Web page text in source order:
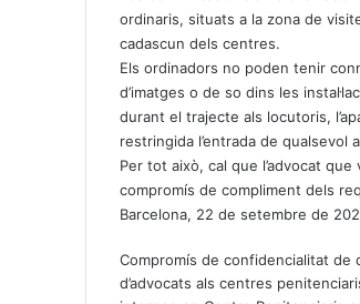
ordinaris, situats a la zona de
cadascun dels centres.
Els ordinadors no poden tenir
d’imatges o de so dins les
durant el trajecte als locutoris,
restringida l’entrada de
Per tot això, cal que l’advocat
compromís de compliment dels
Barcelona, 22 de setembre de
Compromís de confidencialitat de
d’advocats als centres